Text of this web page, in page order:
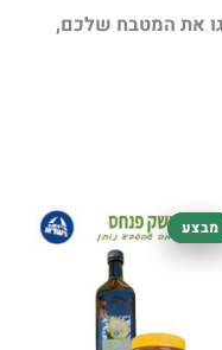
את המטבח שלכם,
מבצע
מבצע
המחיר
המקורי
היה:
המחיר
הנוכחי
הוא:
98.00 ₪.